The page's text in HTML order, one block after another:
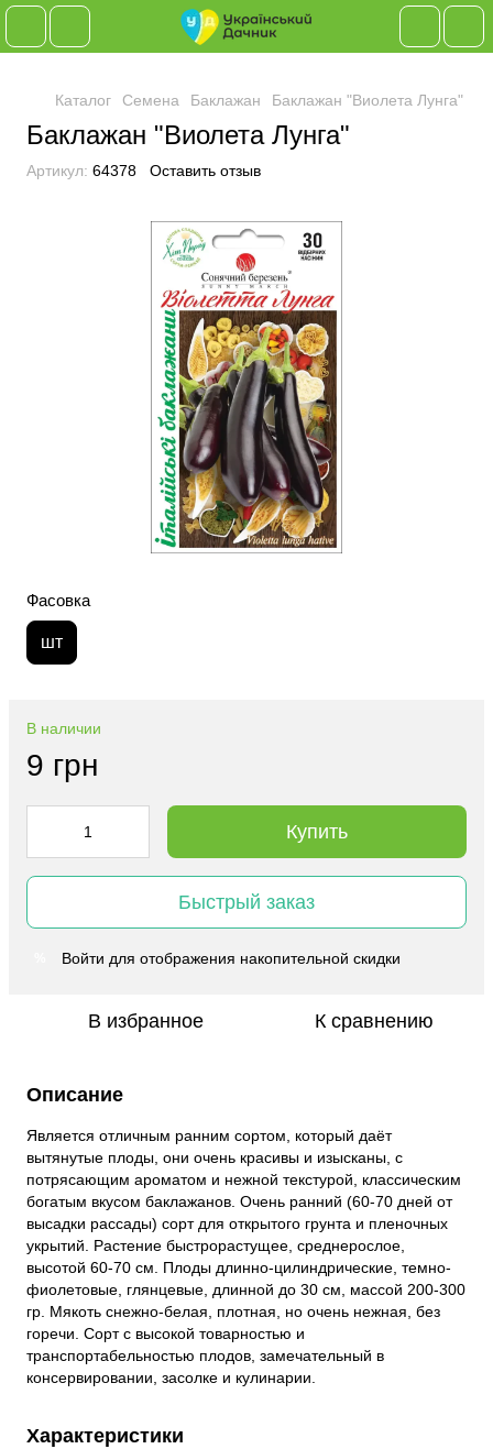
Каталог Семена Баклажан Баклажан "Виолета Лунга"
Баклажан "Виолета Лунга"
Артикул: 64378 Оставить отзыв
Фасовка
шт
В наличии
9 грн
Купить
Быстрый заказ
Войти для отображения накопительной скидки
В избранное К сравнению
Описание
Является отличным ранним сортом, который даёт
вытянутые плоды, они очень красивы и изысканы, с
потрясающим ароматом и нежной текстурой, классическим
богатым вкусом баклажанов. Очень ранний (60-70 дней от
высадки рассады) сорт для открытого грунта и пленочных
укрытий. Растение быстрорастущее, среднерослое,
высотой 60-70 см. Плоды длинно-цилиндрические, темно-
фиолетовые, глянцевые, длинной до 30 см, массой 200-300
гр. Мякоть снежно-белая, плотная, но очень нежная, без
горечи. Сорт с высокой товарностью и
транспортабельностью плодов, замечательный в
консервировании, засолке и кулинарии.
Характеристики